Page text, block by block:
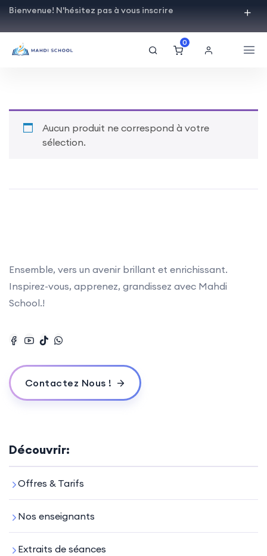
Bienvenue! N'hésitez pas à vous inscrire
0
Aucun produit ne correspond à votre
sélection.
Ensemble, vers un avenir brillant et enrichissant.
Inspirez-vous, apprenez, grandissez avec Mahdi
School.!
Contactez Nous !
Découvrir:
Offres & Tarifs
Nos enseignants
Extraits de séances